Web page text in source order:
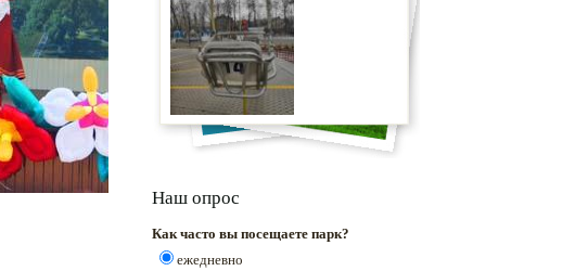
Наш опрос
Как часто вы посещаете парк?
ежедневно